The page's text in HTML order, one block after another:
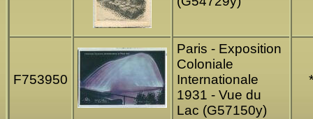
F753950
Paris - Exposition
Coloniale
Internationale
1931 - Vue du
Lac (G57150y)
*